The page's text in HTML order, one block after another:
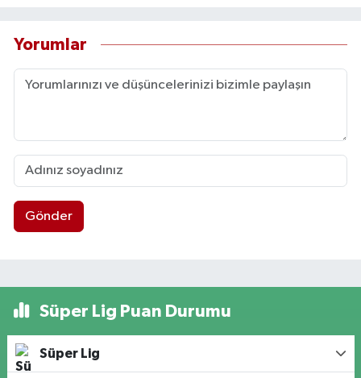
Yorumlar
Gönder
Süper Lig Puan Durumu
Süper Lig